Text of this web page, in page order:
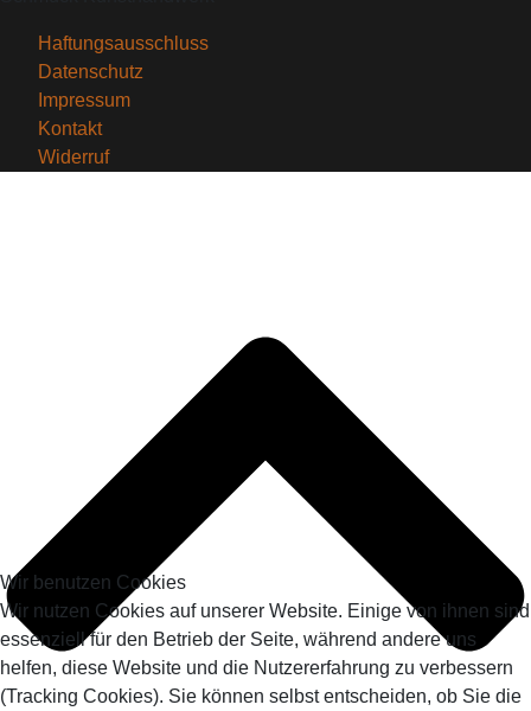
Haftungsausschluss
Datenschutz
Impressum
Kontakt
Widerruf
Wir benutzen Cookies
Wir nutzen Cookies auf unserer Website. Einige von ihnen sind
essenziell für den Betrieb der Seite, während andere uns
helfen, diese Website und die Nutzererfahrung zu verbessern
(Tracking Cookies). Sie können selbst entscheiden, ob Sie die